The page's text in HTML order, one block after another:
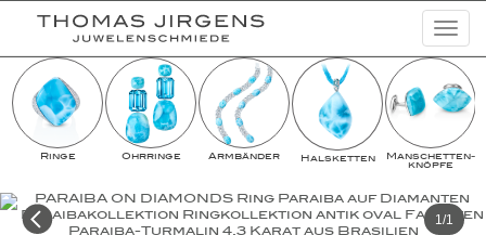
Schmuckkreationen
Highlights
Lookbooks
Ringe Ohrringe Armbänder Halsketten Man­schet­ten­­
knöpfe
1/1